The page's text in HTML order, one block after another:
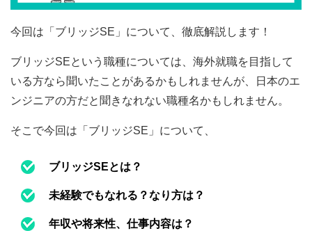
今回は「ブリッジSE」について、徹底解説します！
ブリッジSEという職種については、海外就職を目指して
いる方なら聞いたことがあるかもしれませんが、日本のエ
ンジニアの方だと聞きなれない職種名かもしれません。
そこで今回は「ブリッジSE」について、
ブリッジSEとは？
未経験でもなれる？なり方は？
年収や将来性、仕事内容は？